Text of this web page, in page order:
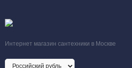
Интернет магазин сантехники в Москве